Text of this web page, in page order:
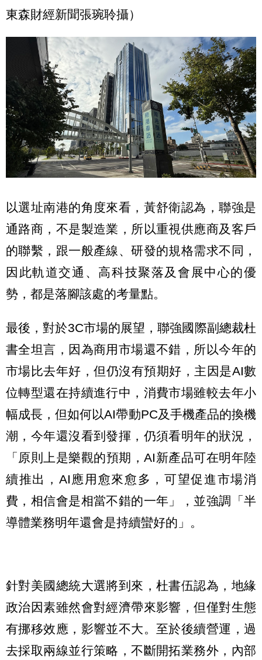
東森財經新聞張琬聆攝）
以選址南港的角度來看，黃舒衛認為，聯強是
通路商，不是製造業，所以重視供應商及客戶
的聯繫，跟一般產線、研發的規格需求不同，
因此軌道交通、高科技聚落及會展中心的優
勢，都是落腳該處的考量點。
最後，對於3C市場的展望，聯強國際副總裁杜
書全坦言，因為商用市場還不錯，所以今年的
市場比去年好，但仍沒有預期好，主因是AI數
位轉型還在持續進行中，消費市場雖較去年小
幅成長，但如何以AI帶動PC及手機產品的換機
潮，今年還沒看到發揮，仍須看明年的狀況，
「原則上是樂觀的預期，AI新產品可在明年陸
續推出，AI應用愈來愈多，可望促進市場消
費，相信會是相當不錯的一年」，並強調「半
導體業務明年還會是持續蠻好的」。
針對美國總統大選將到來，杜書伍認為，地緣
政治因素雖然會對經濟帶來影響，但僅對生態
有挪移效應，影響並不大。至於後續營運，過
去採取兩線並行策略，不斷開拓業務外，內部